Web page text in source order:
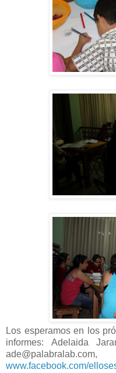
Los esperamos en los
informes: Adelaida
www.facebook.com/